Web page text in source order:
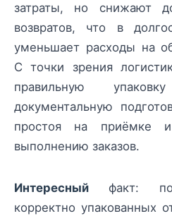
затраты, но снижают
возвратов, что в
уменьшает расходы на
С точки зрения
правильную
документальную
простоя на приёмке
выполнению заказов.
Интересный факт:
корректно упакованных